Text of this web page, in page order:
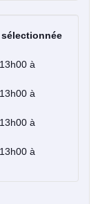
à
à
à
à